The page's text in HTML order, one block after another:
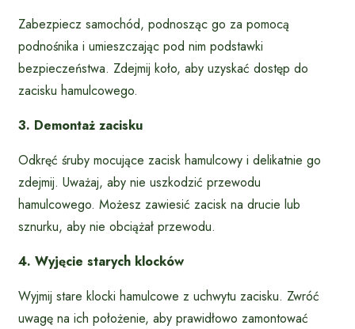
Zabezpiecz samochód, podnosząc go za pomocą
podnośnika i umieszczając pod nim podstawki
bezpieczeństwa. Zdejmij koło, aby uzyskać dostęp do
zacisku hamulcowego.
3. Demontaż zacisku
Odkręć śruby mocujące zacisk hamulcowy i delikatnie go
zdejmij. Uważaj, aby nie uszkodzić przewodu
hamulcowego. Możesz zawiesić zacisk na drucie lub
sznurku, aby nie obciążał przewodu.
4. Wyjęcie starych klocków
Wyjmij stare klocki hamulcowe z uchwytu zacisku. Zwróć
uwagę na ich położenie, aby prawidłowo zamontować